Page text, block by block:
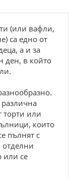
(или вафли,
са едно от
а и за
ден, в който
торти или
които
пълнят с
или се